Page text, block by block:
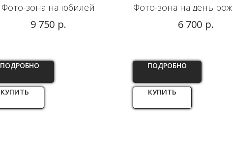
Фото-зона на юбилей
9 750 р.
ПОДРОБНО
КУПИТЬ
Фото-зона на день
6 700 р.
ПОДРОБНО
КУПИТЬ